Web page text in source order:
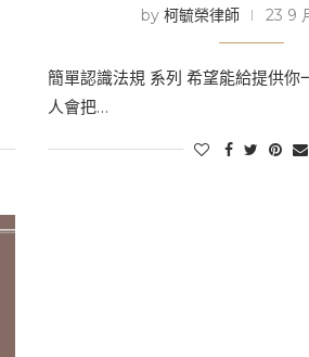
by柯毓榮律師 23 9
簡單認識法規 系列 希望能給提供你
人會把…